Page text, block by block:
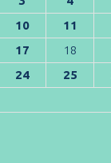
10 11
17 18
24 25